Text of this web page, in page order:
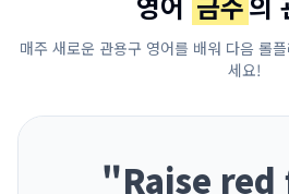
매주 새로운 관용구 영어를 배워 다음 롤
세요!
"Raise